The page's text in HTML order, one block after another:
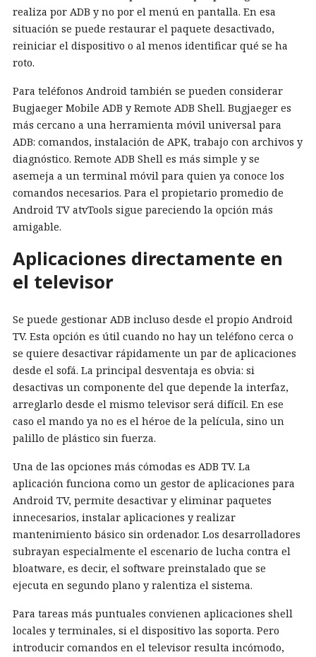
realiza por ADB y no por el menú en pantalla. En esa
situación se puede restaurar el paquete desactivado,
reiniciar el dispositivo o al menos identificar qué se ha
roto.
Para teléfonos Android también se pueden considerar
Bugjaeger Mobile ADB y Remote ADB Shell. Bugjaeger es
más cercano a una herramienta móvil universal para
ADB: comandos, instalación de APK, trabajo con archivos y
diagnóstico. Remote ADB Shell es más simple y se
asemeja a un terminal móvil para quien ya conoce los
comandos necesarios. Para el propietario promedio de
Android TV atvTools sigue pareciendo la opción más
amigable.
Aplicaciones directamente en
el televisor
Se puede gestionar ADB incluso desde el propio Android
TV. Esta opción es útil cuando no hay un teléfono cerca o
se quiere desactivar rápidamente un par de aplicaciones
desde el sofá. La principal desventaja es obvia: si
desactivas un componente del que depende la interfaz,
arreglarlo desde el mismo televisor será difícil. En ese
caso el mando ya no es el héroe de la película, sino un
palillo de plástico sin fuerza.
Una de las opciones más cómodas es ADB TV. La
aplicación funciona como un gestor de aplicaciones para
Android TV, permite desactivar y eliminar paquetes
innecesarios, instalar aplicaciones y realizar
mantenimiento básico sin ordenador. Los desarrolladores
subrayan especialmente el escenario de lucha contra el
bloatware, es decir, el software preinstalado que se
ejecuta en segundo plano y ralentiza el sistema.
Para tareas más puntuales convienen aplicaciones shell
locales y terminales, si el dispositivo las soporta. Pero
introducir comandos en el televisor resulta incómodo,